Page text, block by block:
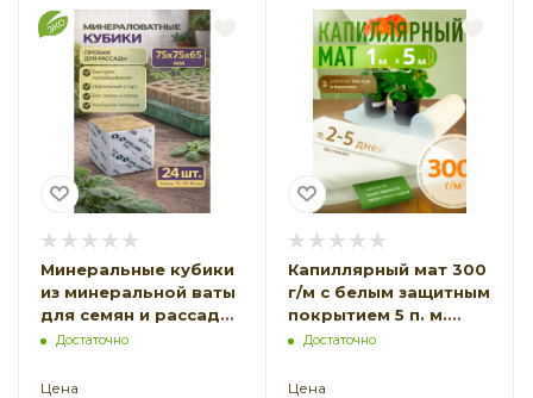
Минеральные кубики
из минеральной ваты
для семян и рассады
75 х 75 х 65 24 шт
земледелие VIP
Достаточно
Цена
Капиллярный мат 300
г/м с белым защитным
покрытием 5 п. м.
Благодатное
Достаточно
Цена